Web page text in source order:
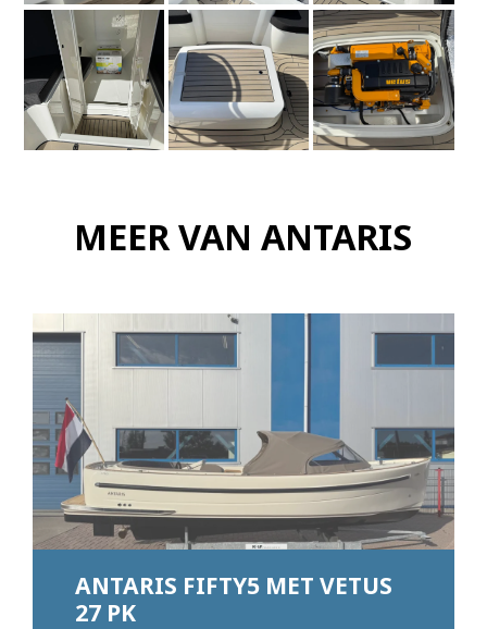
MEER VAN ANTARIS
ANTARIS FIFTY5 MET VETUS
27 PK